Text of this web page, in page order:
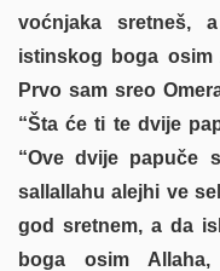
voćnjaka sretneš,
istinskog boga osim
Prvo sam sreo
“Šta će ti te dvije
“Ove dvije papuče
sallallahu alejhi ve
god sretnem, a da
boga osim Allaha,